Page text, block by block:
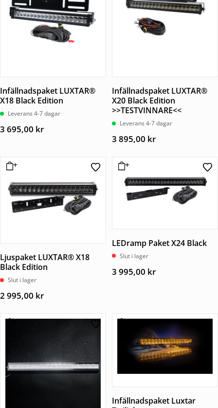
Infällnadspaket LUXTAR®
X18 Black Edition
Leverans 4-7 dagar
3 695,00 kr
Infällnadspaket LUXTAR®
X20 Black Edition
>>TESTVINNARE<<
Leverans 4-7 dagar
3 895,00 kr
Ljuspaket LUXTAR® X18
Black Edition
Slut i lager
2 995,00 kr
LEDramp Paket X24 Black
Slut i lager
3 995,00 kr
Infällnadspaket Luxtar